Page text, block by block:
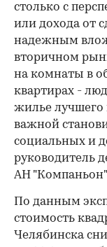
столько с
или дохода от
надежным
вторичном
на комнаты в
квартирах -
жилье лучшего
важной
социальных и
руководитель
АН "Компаньон"
По данным
стоимость
Челябинска